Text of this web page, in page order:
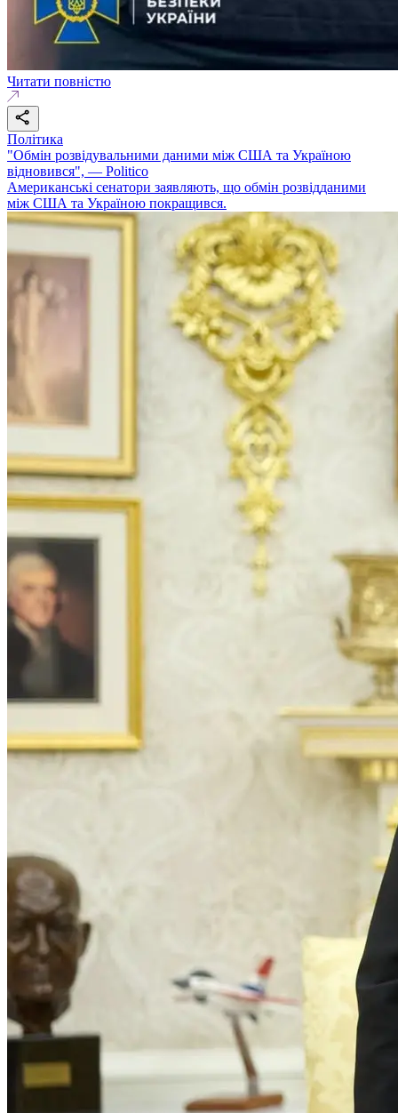
Читати повністю
Політика
"Обмін розвідувальними даними між США та Україною
відновився", — Politico
Американські сенатори заявляють, що обмін розвідданими
між США та Україною покращився.